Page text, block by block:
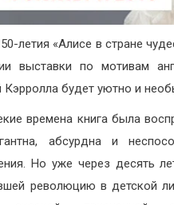
летия «Алисе в стране
выставки по мотивам
Кэрролла будет уютно и
времена книга была
абсурдна и
Но уже через десять
революцию в детской